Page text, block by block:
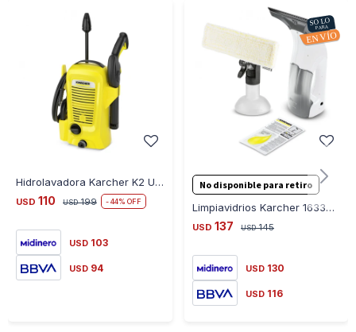
Hidrolavadora Karcher K2 Universal Manguera Alta Presión
USD 110 USD 199 44
USD 103
USD 94
No disponible para retiro
Limpiavidrios Karcher 16336080 Wv 1 Plus
USD 137 USD 145
USD 130
USD 116